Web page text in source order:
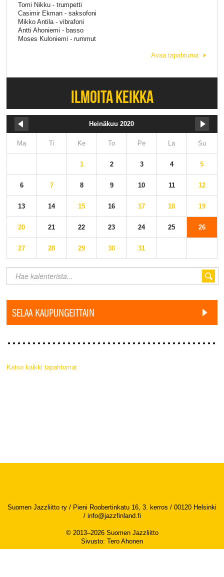
Tomi Nikku - trumpetti
Casimir Ekman - saksofoni
Mikko Antila - vibrafoni
Antti Ahoniemi - basso
Moses Kuloniemi - rummut
Avaa tapahtuma
ILMOITA KEIKKA
Heinäkuu 2020
Ma Ti Ke To Pe La Su
1 2 3 4 5
6 7 8 9 10 11 12
13 14 15 16 17 18 19
20 21 22 23 24 25 26
27 28 29 30 31
SELAA KAUPUNGEITTAIN
Katso kaikki tapahtumat
Suomen Jazzliitto ry / Pieni Roobertinkatu 16, 3. kerros / 00120 Helsinki
/ info@jazzfinland.fi
© 2013–2026 Suomen Jazzliitto
Sivusto: Tero Ahonen